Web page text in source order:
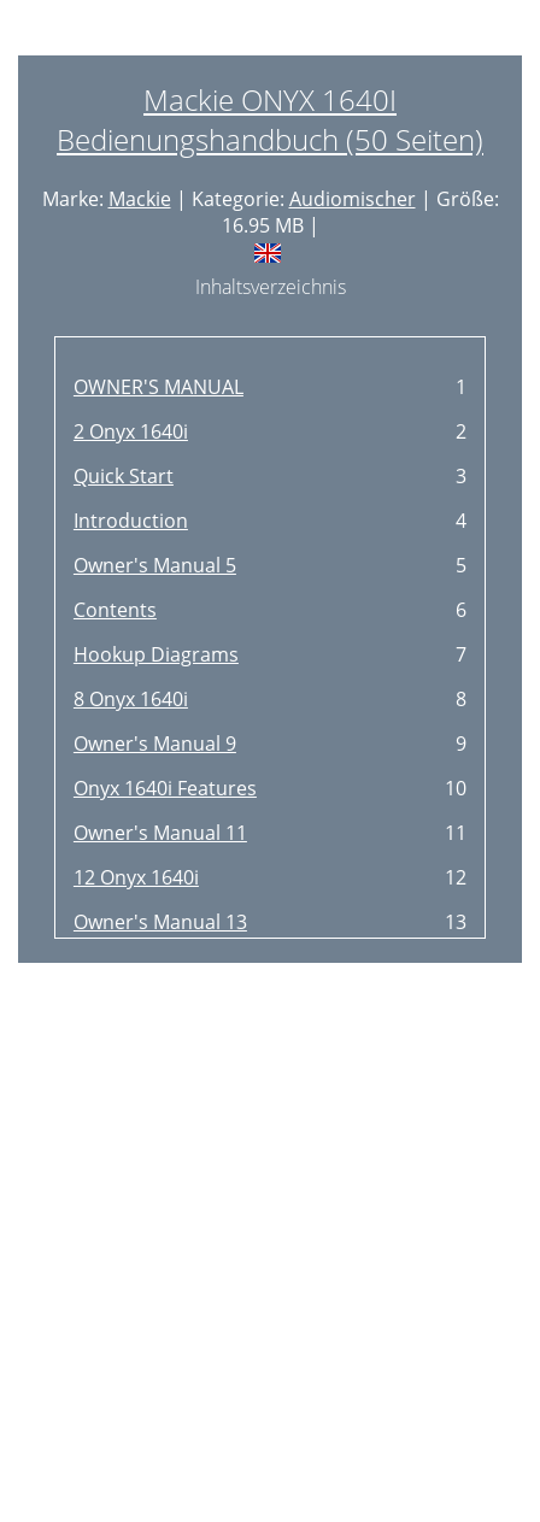
Mackie ONYX 1640I
Bedienungshandbuch (50 Seiten)
Marke: Mackie | Kategorie: Audiomischer| Größe:
16.95 MB |
Inhaltsverzeichnis
OWNER'S MANUAL
1
2 Onyx 1640i
2
Quick Start
3
Introduction
4
Owner's Manual 5
5
Contents
6
Hookup Diagrams
7
8 Onyx 1640i
8
Owner's Manual 9
9
Onyx 1640i Features
10
Owner's Manual 11
11
12 Onyx 1640i
12
Owner's Manual 13
13
Channel Controls
14